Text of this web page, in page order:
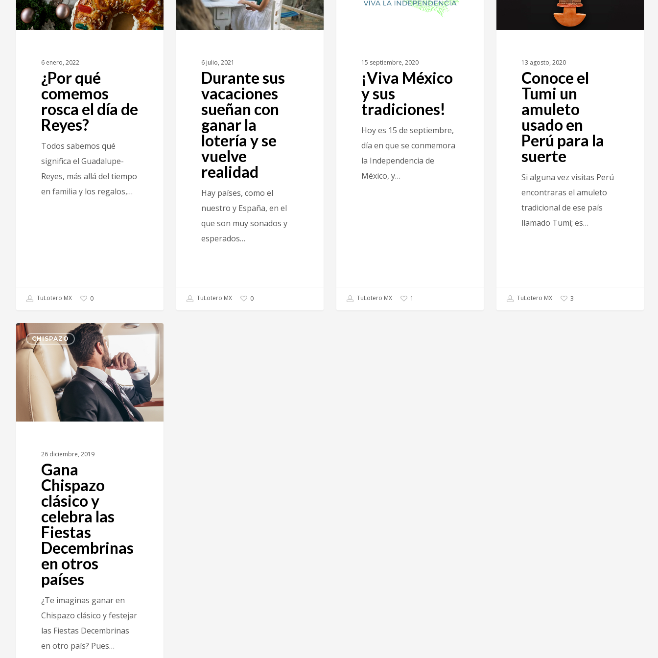
6 enero, 2022
¿Por qué
comemos
rosca el día de
Reyes?
Todos sabemos qué
significa el Guadalupe-
Reyes, más allá del tiempo
en familia y los regalos,…
TuLotero MX 0
6 julio, 2021
Durante sus
vacaciones
sueñan con
ganar la
lotería y se
vuelve
realidad
Hay países, como el
nuestro y España, en el
que son muy sonados y
esperados…
TuLotero MX 0
15 septiembre, 2020
¡Viva México
y sus
tradiciones!
Hoy es 15 de septiembre,
día en que se conmemora
la Independencia de
México, y…
TuLotero MX 1
13 agosto, 2020
Conoce el
Tumi un
amuleto
usado en
Perú para la
suerte
Si alguna vez visitas Perú
encontraras el amuleto
tradicional de ese país
llamado Tumi; es…
TuLotero MX 3
CHISPAZO
26 diciembre, 2019
Gana
Chispazo
clásico y
celebra las
Fiestas
Decembrinas
en otros
países
¿Te imaginas ganar en
Chispazo clásico y festejar
las Fiestas Decembrinas
en otro país? Pues…